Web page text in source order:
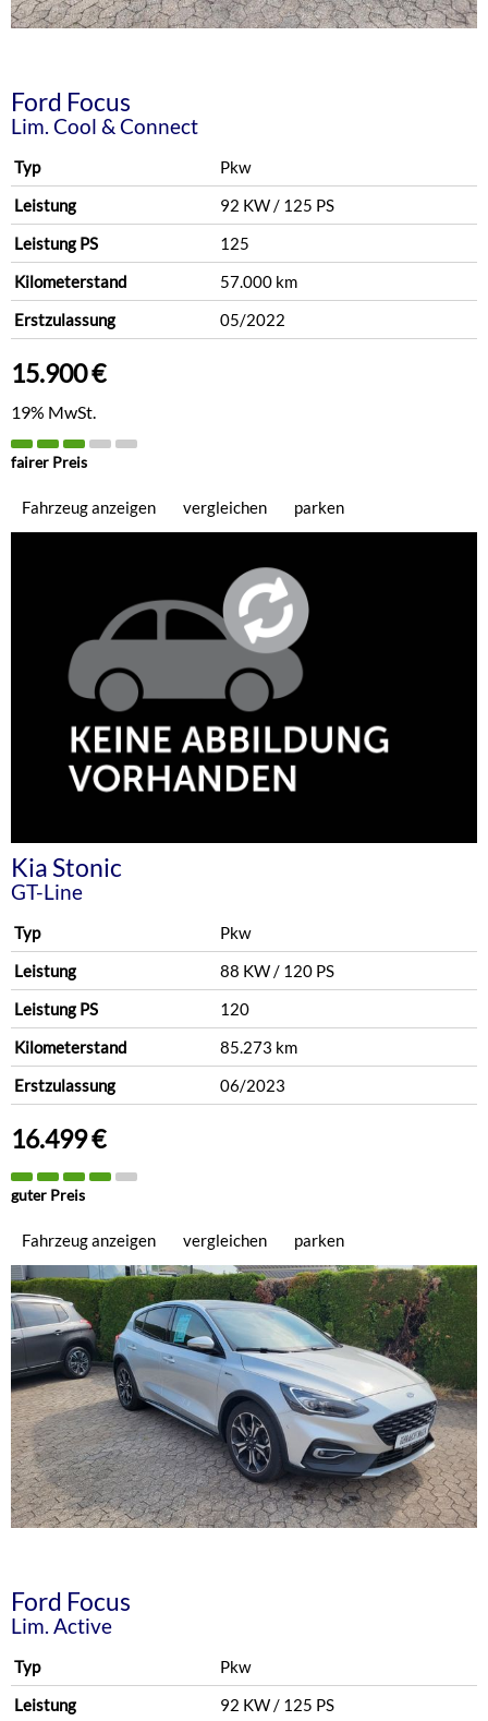
Ford Focus
Lim. Cool & Connect
Typ
Pkw
Leistung
92 KW / 125 PS
Leistung PS
125
Kilometerstand
57.000 km
Erstzulassung
05/2022
15.900 €
19% MwSt.
fairer Preis
Fahrzeug anzeigen vergleichen parken
Kia Stonic
GT-Line
Typ
Pkw
Leistung
88 KW / 120 PS
Leistung PS
120
Kilometerstand
85.273 km
Erstzulassung
06/2023
16.499 €
guter Preis
Fahrzeug anzeigen vergleichen parken
Ford Focus
Lim. Active
Typ
Pkw
Leistung
92 KW / 125 PS